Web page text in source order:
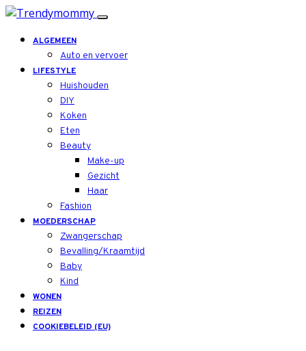
ALGEMEEN
Auto en vervoer
LIFESTYLE
Huishouden
DIY
Koken
Eten
Beauty
Make-up
Gezicht
Haar
Fashion
MOEDERSCHAP
Zwangerschap
Bevalling/Kraamtijd
Baby
Kind
WONEN
REIZEN
COOKIEBELEID (EU)